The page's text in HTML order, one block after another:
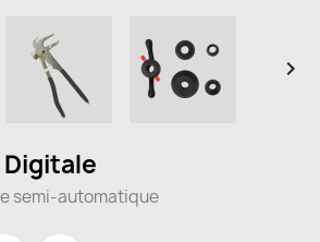

semi-automatique